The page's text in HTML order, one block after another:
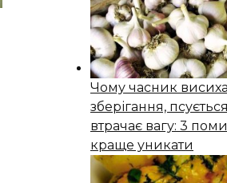
Чому часник
зберігання,
втрачає вагу: 3
краще уникати